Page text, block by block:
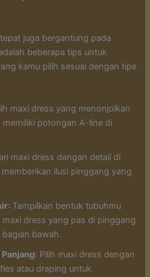
juga bergantung pada
beberapa tips untuk
kamu pilih sesuai dengan tipe
maxi dress yang menonjolkan
memiliki potongan A-line di
maxi dress dengan detail di
ilusi pinggang yang
: Tampilkan bentuk tubuhmu
dress yang pas di pinggang
bawah.
: Pilih maxi dress dengan
atau draping untuk